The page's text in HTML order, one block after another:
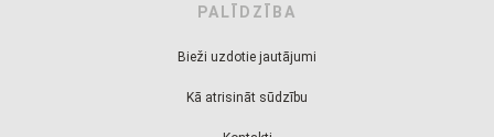
PALĪDZĪBA
Bieži uzdotie jautājumi
Kā atrisināt sūdzību